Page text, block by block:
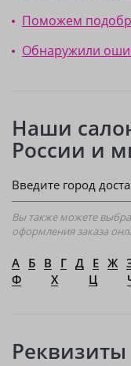
Поможем
Обнаружили
Наши
России и
Вы также можете
оформления заказа
А Б В Г Д Е Ж
Ф
Х Ц
Реквизиты